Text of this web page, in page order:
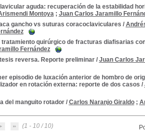
aguda: recuperación de la estabilidad
Montoya; Juan Carlos Jaramillo
gancho vs suturas coracoclaviculares /
quirúrgico de fracturas diafisarias
Fernández
reversa. Reporte preliminar/ Juan Carlos
episodio de luxación anterior de hombro de
en rotación externa: reporte de dos casos /
del manguito rotador/ Carlos Naranjo Giraldo;
(1 - 10 / 10)